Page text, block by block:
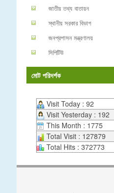
জাতীয় তথ্য বাতায়ন
স্থানীয় সরকার বিভাগ
জনপ্রশাসন মন্ত্রণালয়
সিপিটিউ
মোট পরিদর্শক
Visit Today : 92
Visit Yesterday : 192
This Month : 1775
Total Visit : 127879
Total Hits : 372773